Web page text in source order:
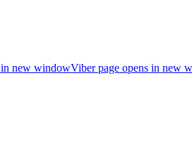
in new windowViber page opens in new